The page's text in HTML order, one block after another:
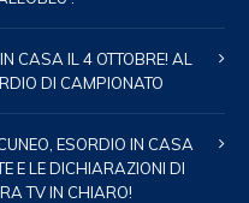
CASA IL 4 OTTOBRE! AL
DI CAMPIONATO
ESORDIO IN CASA
E LE DICHIARAZIONI DI
TV IN CHIARO!